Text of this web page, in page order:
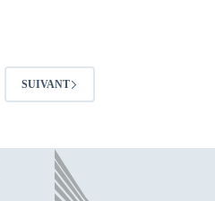
SUIVANT